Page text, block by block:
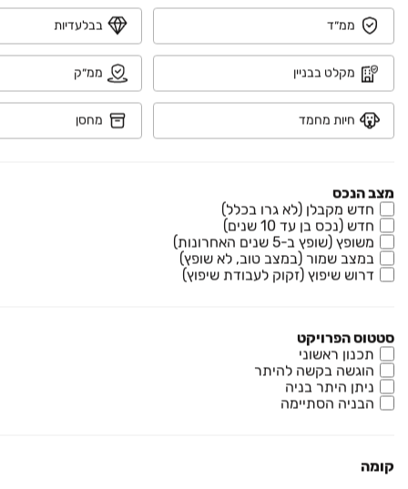
ממ״ד בבלעדיות
מקלט בבניין ממ״ק
חיות מחמד מחסן
מצב הנכס
חדש מקבלן (לא גרו בכלל)
חדש (נכס בן עד 10 שנים)
משופץ (שופץ ב-5 שנים האחרונות)
במצב שמור (במצב טוב, לא שופץ)
דרוש שיפוץ (זקוק לעבודת שיפוץ)
סטטוס הפרויקט
תכנון ראשוני
הוגשה בקשה להיתר
ניתן היתר בניה
הבניה הסתיימה
קומה
אלברט איינשטיין 22
דירה, ממשלתית, לוד
4 חדרים • קומה ‎3‏ • 90 מ״ר
4 חדרים • קומה ‎4‏ • 100 מ״ר
₪ 3,200